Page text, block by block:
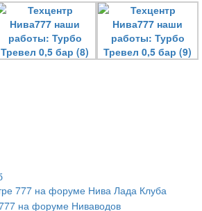
777 на форуме Нива Лада Клуба